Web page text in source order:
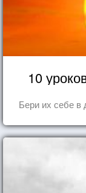
10
Бери их себе в